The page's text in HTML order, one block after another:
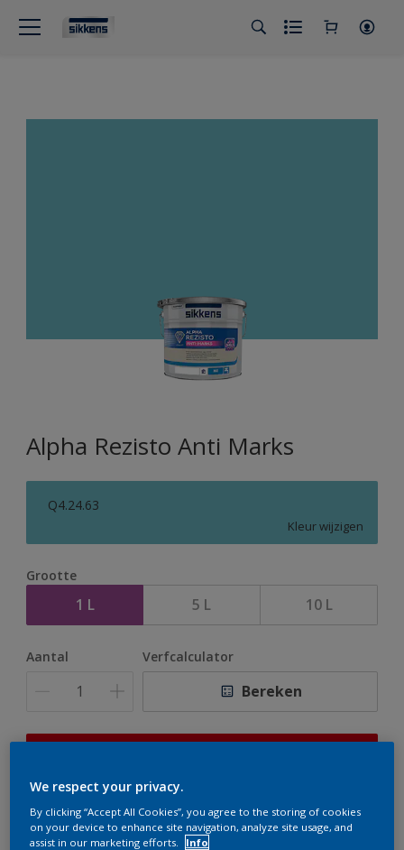
Alpha Rezisto Anti Marks
Q4.24.63
Kleur wijzigen
Grootte
1 L 5 L 10 L
Aantal Verfcalculator
Bereken
er hard aan om de voorraad aan te vullen.
We respect your privacy.
By clicking “Accept All Cookies”, you agree to the storing of cookies
on your device to enhance site navigation, analyze site usage, and
assist in our marketing efforts.
Info